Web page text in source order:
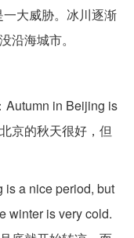
大威胁。冰川逐渐
沿海城市。
Autumn in Beijing is
京的秋天很好，但
is a nice period, but
winter is very cold.